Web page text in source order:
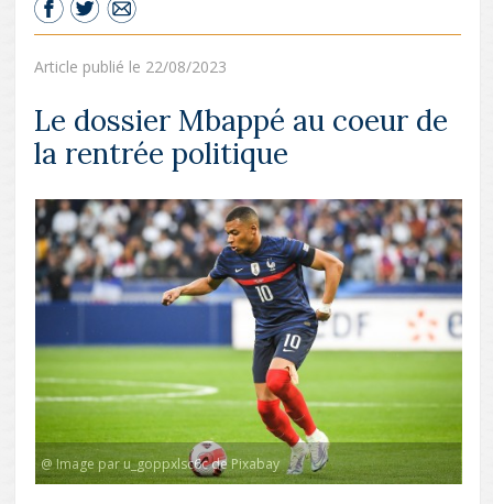
Article publié le 22/08/2023
Le dossier Mbappé au coeur de
la rentrée politique
@ Image par u_goppxlsc6c de Pixabay